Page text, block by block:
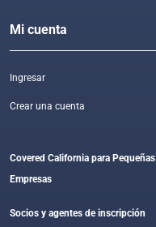
Mi cuenta
Ingresar
Crear una cuenta
Covered California para Pequeñas
Empresas
Socios y agentes de inscripción